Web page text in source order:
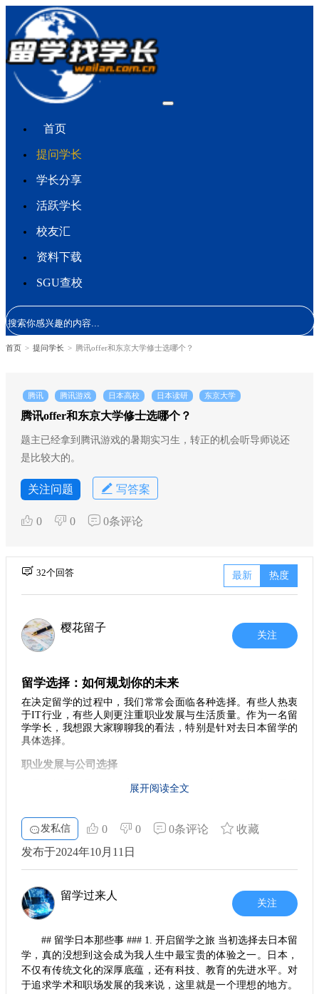
首页
提问学长
学长分享
活跃学长
校友汇
资料下载
SGU查校
首页 > 提问学长 > 腾讯offer和东京大学修士选哪个？
腾讯 腾讯游戏 日本高校 日本读研 东京大学
腾讯offer和东京大学修士选哪个？
题主已经拿到腾讯游戏的暑期实习生，转正的机会听导师说还
是比较大的。
关注问题 写答案
0 0 0条评论
32个回答 最新 热度
樱花留子
关注
留学选择：如何规划你的未来
在决定留学的过程中，我们常常会面临各种选择。有些人热衷
于IT行业，有些人则更注重职业发展与生活质量。作为一名留
学学长，我想跟大家聊聊我的看法，特别是针对去日本留学的
具体选择。
职业发展与公司选择
如果你的目标是职场稳定，全心投入IT行业，
上去是个不错的选择，但你需要准备好面对加班的现实，以及
后，可能无法提供同等水平的职业机会与发展空间。如果你将
IT视为一条赚钱的路径，而非唯一的目标，那去东大就很值得
考虑。东京大学在日本的名声无与伦比，是开启你职业生涯金
钥匙的最佳选择。
学术与行业结合
在东大就读计算机科学（CS）专业，作为本科生你可以进一步
深造硕士学位，比如金融专业。这样的背景可以帮助你在毕业
良好的保证。如果你选择扎根于日本，毕业生年薪有机会达到
千万日元，前提是要坚持做好自己的工作，掌握必要的技能和
市场趋势。这样稳妥的发展模式，在未来的职业生涯中将为你
打下坚实基础。
展开阅读全文
发私信 0 0 0条评论
收藏
发布于2024年10月11日
留学过来人
关注
## 留学日本那些事 ### 1. 开启留学之旅 当初选择去日本留
学，真的没想到这会成为我人生中最宝贵的体验之一。日本，
不仅有传统文化的深厚底蕴，还有科技、教育的先进水平。对
于追求学术和职场发展的我来说，这里就是一个理想的地方。